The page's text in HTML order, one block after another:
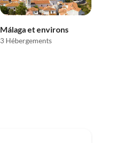
Málaga et environs
3 Hébergements